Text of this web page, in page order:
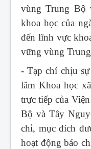
vùng Trung Bộ
khoa học của
đến lĩnh vực
vững vùng
- Tạp chí chịu
lâm Khoa học
trực tiếp của
Bộ và Tây
chỉ, mục đích
hoạt động báo